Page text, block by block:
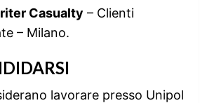
Casualty – Clienti
– Milano.
lavorare presso Unipol